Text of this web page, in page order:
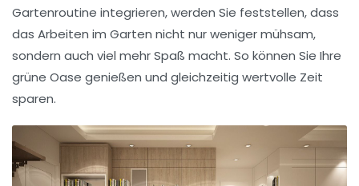
Gartenroutine integrieren, werden Sie feststellen, dass
das Arbeiten im Garten nicht nur weniger mühsam,
sondern auch viel mehr Spaß macht. So können Sie Ihre
grüne Oase genießen und gleichzeitig wertvolle Zeit
sparen.